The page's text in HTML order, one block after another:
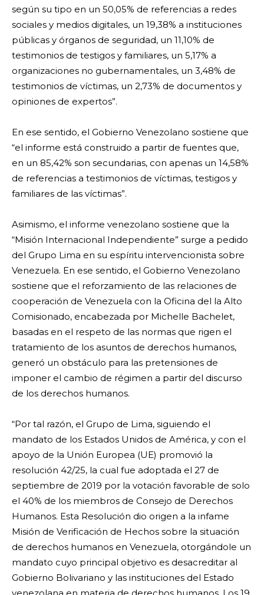
según su tipo en un 50,05% de referencias a redes
sociales y medios digitales, un 19,38% a instituciones
públicas y órganos de seguridad, un 11,10% de
testimonios de testigos y familiares, un 5,17% a
organizaciones no gubernamentales, un 3,48% de
testimonios de víctimas, un 2,73% de documentos y
opiniones de expertos”.
En ese sentido, el Gobierno Venezolano sostiene que
“el informe está construido a partir de fuentes que,
en un 85,42% son secundarias, con apenas un 14,58%
de referencias a testimonios de víctimas, testigos y
familiares de las víctimas”.
Asimismo, el informe venezolano sostiene que la
“Misión Internacional Independiente” surge a pedido
del Grupo Lima en su espíritu intervencionista sobre
Venezuela. En ese sentido, el Gobierno Venezolano
sostiene que el reforzamiento de las relaciones de
cooperación de Venezuela con la Oficina del la Alto
Comisionado, encabezada por Michelle Bachelet,
basadas en el respeto de las normas que rigen el
tratamiento de los asuntos de derechos humanos,
generó un obstáculo para las pretensiones de
imponer el cambio de régimen a partir del discurso
de los derechos humanos.
“Por tal razón, el Grupo de Lima, siguiendo el
mandato de los Estados Unidos de América, y con el
apoyo de la Unión Europea (UE) promovió la
resolución 42/25, la cual fue adoptada el 27 de
septiembre de 2019 por la votación favorable de solo
el 40% de los miembros de Consejo de Derechos
Humanos. Esta Resolución dio origen a la infame
Misión de Verificación de Hechos sobre la situación
de derechos humanos en Venezuela, otorgándole un
mandato cuyo principal objetivo es desacreditar al
Gobierno Bolivariano y las instituciones del Estado